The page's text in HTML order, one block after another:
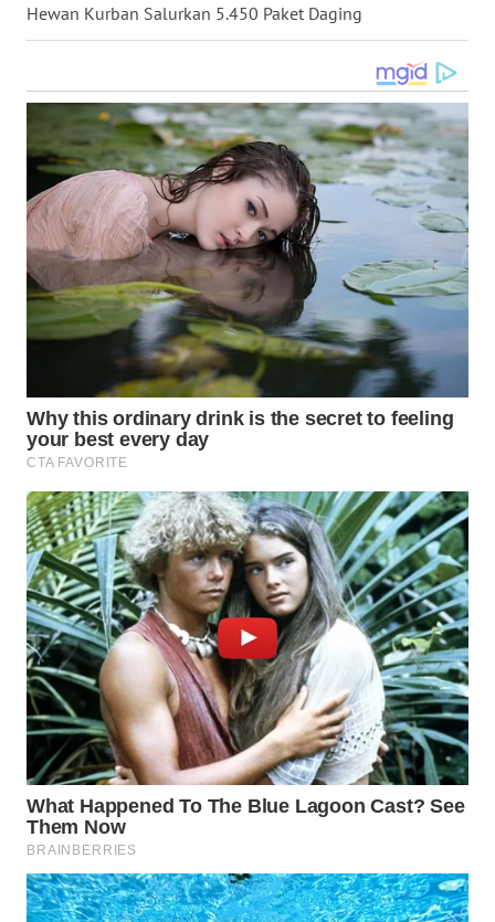
Hewan Kurban Salurkan 5.450 Paket Daging
WN
KALTARA
WN
KALSEL
WN
KALTIM
WN
SULSEL
WN
SULUT
WN
MALUKU
WN
MALUT
WN
DAIRI
WN
DANAU
TOBA
NIAS